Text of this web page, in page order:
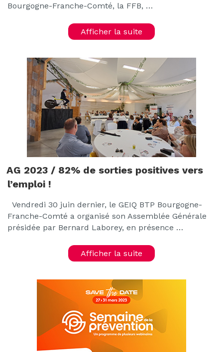
Bourgogne-Franche-Comté, la FFB, …
Afficher la suite
AG 2023 / 82% de sorties positives vers
l’emploi !
Vendredi 30 juin dernier, le GEIQ BTP Bourgogne-
Franche-Comté a organisé son Assemblée Générale
présidée par Bernard Laborey, en présence …
Afficher la suite